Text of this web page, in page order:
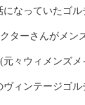
なっていたゴ
ターさんがメン
々ウィメンズ
ィンテージゴ